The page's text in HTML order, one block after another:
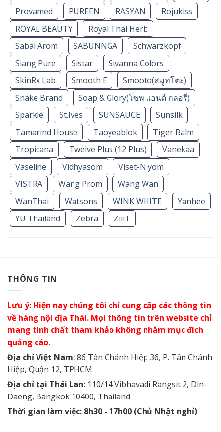
Provamed
PUREEN RASYAN
Rojukiss
ROYAL BEAUTY
Royal Thai Herb
Sabai Arom
SABUNNGA
Schwarzkopf
Siang Pure
Sistar
Sivanna Colors
SkinRx Lab
Smooth E
Smooto(สมูทโตะ)
Snake Brand
Soap & Glory(โซพ แอนด์ กลอรี่)
Sparkle
St.Ives SUNSAUCE
Sunsilk
Tamarind House
Taoyeablok
Tiger Balm
Tropicana
Twelve Plus (12 Plus)
Vanekaa
Vaseline
Vidhyasom
Viset-Niyom
VISTRA
Wang Prom
Wang Wan
WanThai
Watsons WINK WHITE
Yanhee
YU Thailand
Zebra ZiiiT
THÔNG TIN
Lưu ý: Hiện nay chúng tôi chỉ cung cấp các thông tin
về hàng nội địa Thái. Mọi thông tin trên website chỉ
mang tính chất tham khảo không nhằm mục đích
quảng cáo.
Địa chỉ Việt Nam:86 Tân Chánh Hiệp 36, P. Tân Chánh
Hiệp, Quận 12, TPHCM
Địa chỉ tại Thái Lan: 110/14 Vibhavadi Rangsit 2, Din-
Daeng, Bangkok 10400, Thailand
Thời gian làm việc: 8h30 - 17h00 (Chủ Nhật nghỉ)